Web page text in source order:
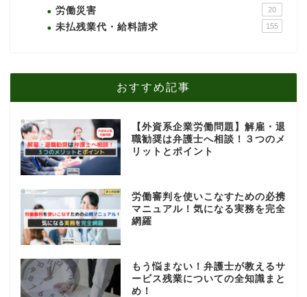
労働災害 20
未払残業代・給料請求 155
おすすめ記事
【外資系企業労働問題】解雇・退
職勧奨は弁護士へ相談！３つのメ
リットとポイント
労働審判を使いこなすための必携
マニュアル！気になる実務を完全
網羅
もう悩まない！弁護士が教えるサ
ービス残業についての全知識まと
め！